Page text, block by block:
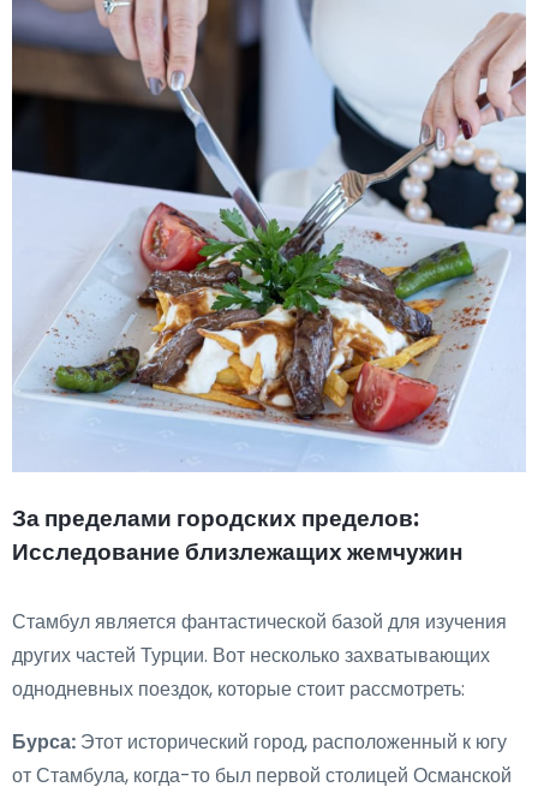
За пределами городских пределов:
Исследование близлежащих жемчужин
Стамбул является фантастической базой для изучения
других частей Турции. Вот несколько захватывающих
однодневных поездок, которые стоит рассмотреть:
Бурса: Этот исторический город, расположенный к югу
от Стамбула, когда-то был первой столицей Османской